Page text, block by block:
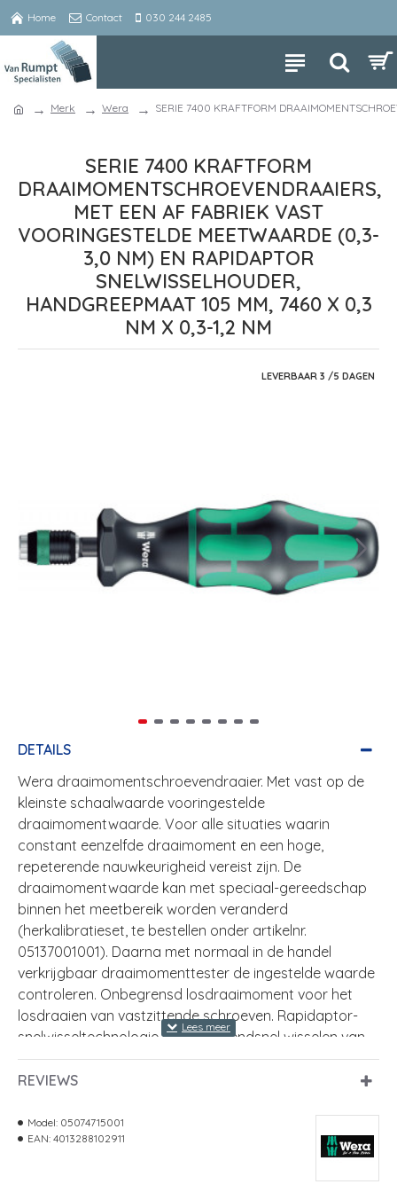
Home Contact 030 244 2485
Merk Wera SERIE 7400 KRAFTFORM
SERIE 7400 KRAFTFORM
DRAAIMOMENTSCHROEVENDRAAIERS,
MET EEN AF FABRIEK VAST
VOORINGESTELDE MEETWAARDE (0,3-
3,0 NM) EN RAPIDAPTOR
SNELWISSELHOUDER,
HANDGREEPMAAT 105 MM, 7460 X 0,3
NM X 0,3-1,2 NM
LEVERBAAR 3 /5 DAGEN
DETAILS
Wera draaimomentschroevendraaier. Met vast op de
kleinste schaalwaarde vooringestelde
draaimomentwaarde. Voor alle situaties waarin
constant eenzelfde draaimoment en een hoge,
repeterende nauwkeurigheid vereist zijn. De
draaimomentwaarde kan met speciaal-gereedschap
binnen het meetbereik worden veranderd
(herkalibratieset, te bestellen onder artikelnr.
05137001001). Daarna met normaal in de handel
verkrijgbaar draaimomenttester de ingestelde waarde
controleren. Onbegrensd losdraaimoment voor het
losdraaien van vastzittende schroeven. Rapidaptor-
snelwisseltechnologie maakt razendsnel wisselen van
bit mogelijk. Geschikt voor bits met 1/4" buitenzeskant-
aandrijving conform DIN ISO 1173-C 6,3 en E 6,3 (ISO
geïntegreerde harde en zachte delen voor een hoge
werksnelheid en bescherming van de handen.
REVIEWS
Model: 05074715001
EAN: 4013288102911